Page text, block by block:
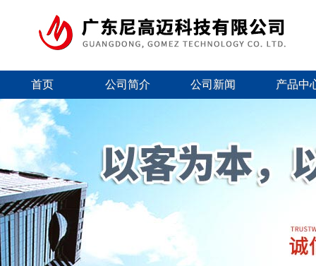
首页 公司简介 公司新闻 产品中